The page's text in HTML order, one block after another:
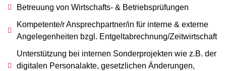
Betreuung von Wirtschafts- & Betriebsprüfungen
Kompetente/r Ansprechpartner/in für interne & externe
Angelegenheiten bzgl. Entgeltabrechnung/Zeitwirtschaft
Unterstützung bei internen Sonderprojekten wie z.B. der
digitalen Personalakte, gesetzlichen Änderungen,